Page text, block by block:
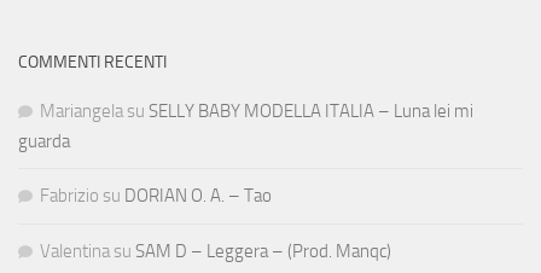
COMMENTI RECENTI
Mariangela su SELLY BABY MODELLA ITALIA – Luna lei mi
guarda
Fabrizio su DORIAN O. A. – Tao
Valentina su SAM D – Leggera – (Prod. Manqc)